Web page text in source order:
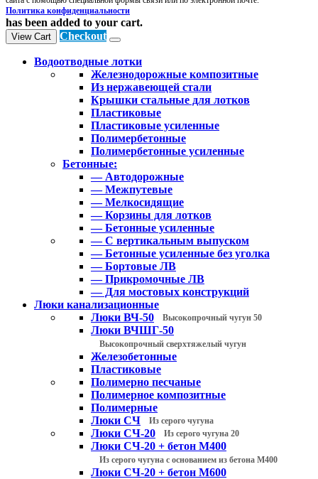
Политика конфиденциальности
has been added to your cart.
View Cart Checkout
Водоотводные лотки
Железнодорожные композитные
Из нержавеющей стали
Крышки стальные для лотков
Пластиковые
Пластиковые усиленные
Полимербетонные
Полимербетонные усиленные
Бетонные:
— Автодорожные
— Межпутевые
— Мелкосидящие
— Корзины для лотков
— Бетонные усиленные
— С вертикальным выпуском
— Бетонные усиленные без уголка
— Бортовые ЛВ
— Прикромочные ЛВ
— Для мостовых конструкций
Люки канализационные
Люки ВЧ-50
Высокопрочный чугун 50
Люки ВЧШГ-50
Высокопрочный сверхтяжелый чугун
Железобетонные
Пластиковые
Полимерно песчаные
Полимерное композитные
Полимерные
Люки СЧ
Из серого чугуна
Люки СЧ-20 Из серого чугуна 20
Люки СЧ-20 + бетон М400
Из серого чугуна с основанием из бетона М400
Люки СЧ-20 + бетон М600